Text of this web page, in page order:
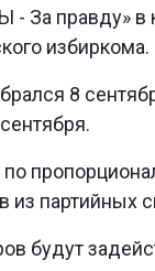
За правду» в
избиркома.
8
из партийных
будут